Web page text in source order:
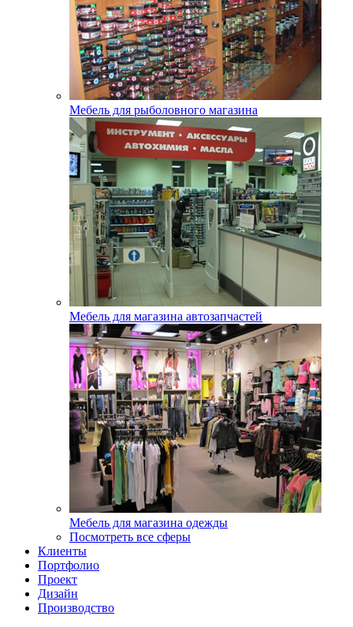
Мебель для рыболовного магазина
Мебель для магазина автозапчастей
Мебель для магазина одежды
Посмотреть все сферы
Клиенты
Портфолио
Проект
Дизайн
Производство